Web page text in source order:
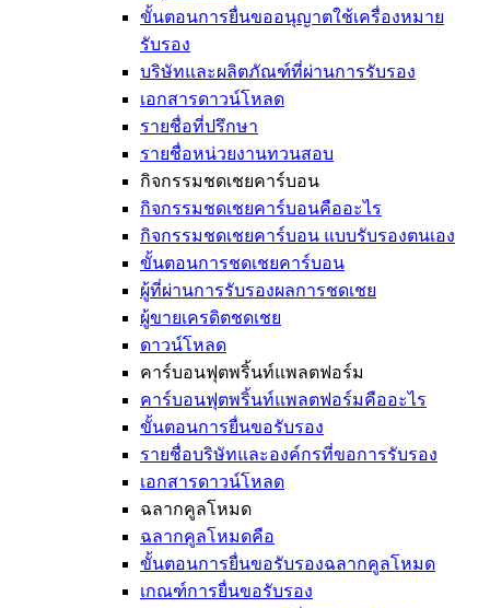
ขั้นตอนการยื่นขออนุญาตใช้เครื่องหมาย
รับรอง
บริษัทและผลิตภัณฑ์ที่ผ่านการรับรอง
เอกสารดาวน์โหลด
รายชื่อที่ปรึกษา
รายชื่อหน่วยงานทวนสอบ
กิจกรรมชดเชยคาร์บอน
กิจกรรมชดเชยคาร์บอนคืออะไร
กิจกรรมชดเชยคาร์บอน แบบรับรองตนเอง
ขั้นตอนการชดเชยคาร์บอน
ผู้ที่ผ่านการรับรองผลการชดเชย
ผู้ขายเครดิตชดเชย
ดาวน์โหลด
คาร์บอนฟุตพริ้นท์แพลตฟอร์ม
คาร์บอนฟุตพริ้นท์แพลตฟอร์มคืออะไร
ขั้นตอนการยื่นขอรับรอง
รายชื่อบริษัทและองค์กรที่ขอการรับรอง
เอกสารดาวน์โหลด
ฉลากคูลโหมด
ฉลากคูลโหมดคือ
ขั้นตอนการยื่นขอรับรองฉลากคูลโหมด
เกณฑ์การยื่นขอรับรอง